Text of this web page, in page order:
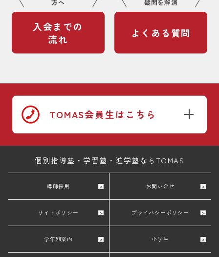
方へ
入会までの
流れ
疑問を解消
よくある質問
TOMAS会員生はこちら
個別指導塾・学習塾・進学塾ならTOMAS
講師採用 お問い合せ
サイトポリシー プライバシーポリシー
学年別案内 小学生